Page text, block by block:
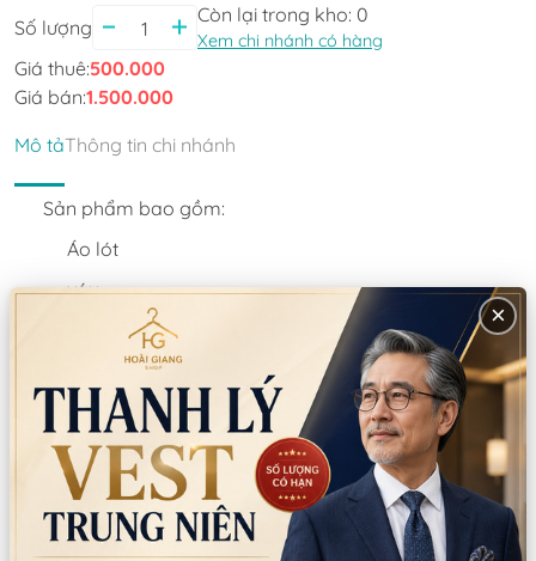
Số lượng
Còn lại trong kho: 0
Xem chi nhánh có hàng
Giá thuê:500.000
Giá bán:1.500.000
Mô tảThông tin chi nhánh
Sản phẩm bao gồm:
Áo lót
váy
Áo ngoài
Thông tin sản phẩm
Chất liệu:Voan/Chiffon
Xuất xứ:
Trung Quốc
Hướng dẫn sử dụng:
Giặt tay/giặt máy
×